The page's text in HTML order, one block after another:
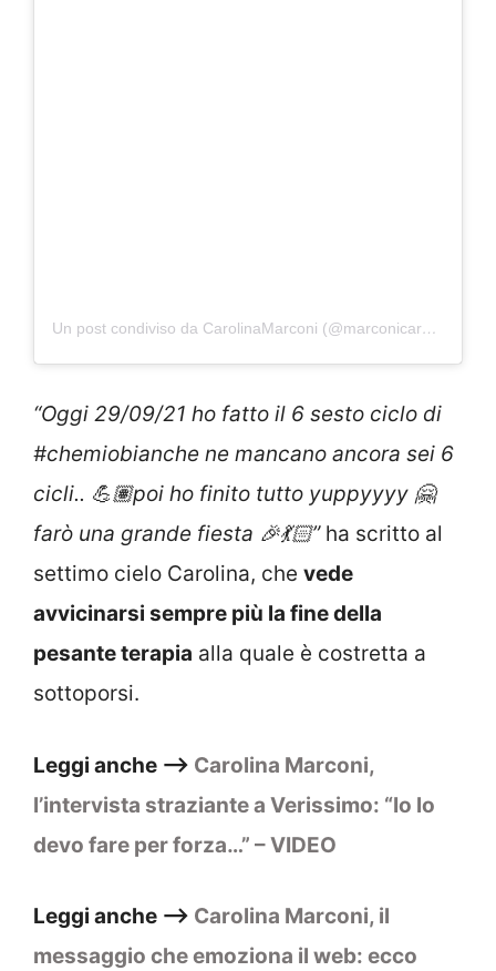
Un post condiviso da CarolinaMarconi (@marconicarolina)
“Oggi 29/09/21 ho fatto il 6 sesto ciclo di
#chemiobianche ne mancano ancora sei 6
cicli.. 💪🏽poi ho finito tutto yuppyyyy 🤗
farò una grande fiesta 🎉💃🏻”ha scritto al
settimo cielo Carolina, che vede
avvicinarsi sempre più la fine della
pesante terapia alla quale è costretta a
sottoporsi.
Leggi anche –> Carolina Marconi,
l’intervista straziante a Verissimo: “Io lo
devo fare per forza…” – VIDEO
Leggi anche –> Carolina Marconi, il
messaggio che emoziona il web: ecco